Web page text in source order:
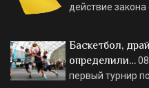
действие закона
Баскетбол,
определили…
первый турнир